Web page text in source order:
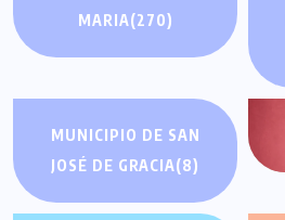
MARIA(270)
MUNICIPIO DE SAN
JOSÉ DE GRACIA(8)